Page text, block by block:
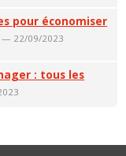
pour économiser
— 22/09/2023
: tous les